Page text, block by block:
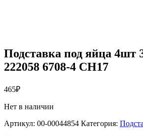
Подставка под яйца 4шт
222058 6708-4 СН17
465₽
Нет в наличии
Артикул: 00-00044854 Категория: